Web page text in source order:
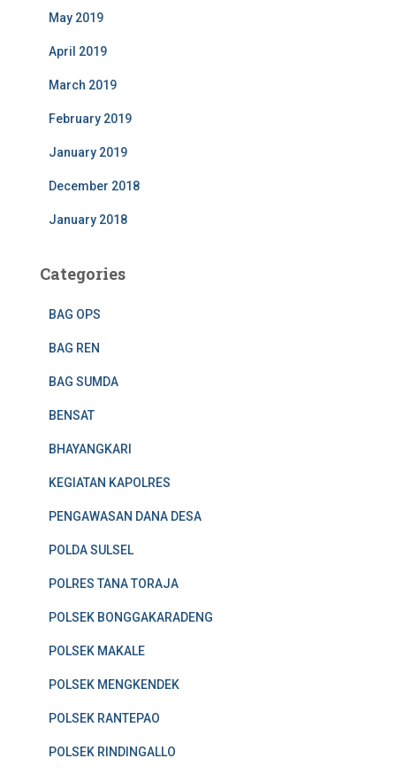
May 2019
April 2019
March 2019
February 2019
January 2019
December 2018
January 2018
Categories
BAG OPS
BAG REN
BAG SUMDA
BENSAT
BHAYANGKARI
KEGIATAN KAPOLRES
PENGAWASAN DANA DESA
POLDA SULSEL
POLRES TANA TORAJA
POLSEK BONGGAKARADENG
POLSEK MAKALE
POLSEK MENGKENDEK
POLSEK RANTEPAO
POLSEK RINDINGALLO